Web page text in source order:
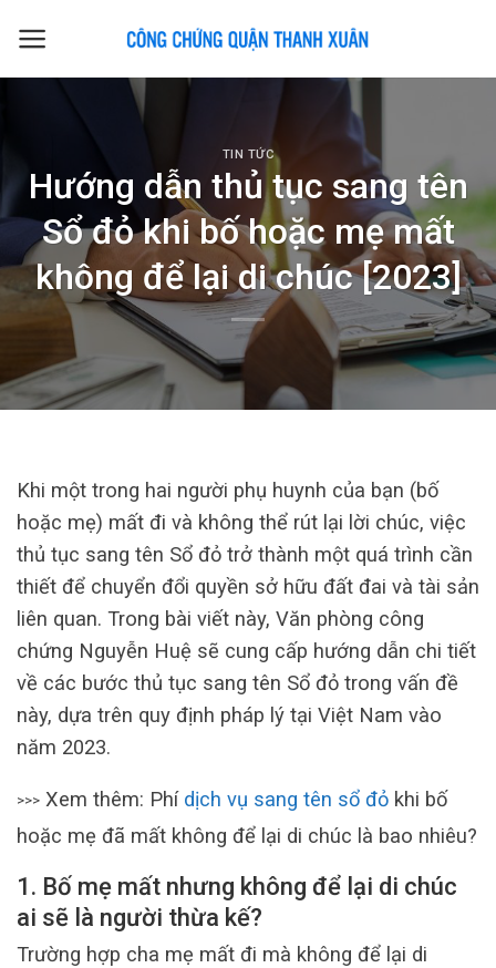
TIN TỨC
Hướng dẫn thủ tục sang tên
Sổ đỏ khi bố hoặc mẹ mất
không để lại di chúc [2023]
Khi một trong hai người phụ huynh của bạn (bố
hoặc mẹ) mất đi và không thể rút lại lời chúc, việc
thủ tục sang tên Sổ đỏ trở thành một quá trình cần
thiết để chuyển đổi quyền sở hữu đất đai và tài sản
liên quan. Trong bài viết này, Văn phòng công
chứng Nguyễn Huệ sẽ cung cấp hướng dẫn chi tiết
về các bước thủ tục sang tên Sổ đỏ trong vấn đề
này, dựa trên quy định pháp lý tại Việt Nam vào
năm 2023.
>>> Xem thêm: Phí dịch vụ sang tên sổ đỏ khi bố
hoặc mẹ đã mất không để lại di chúc là bao nhiêu?
1. Bố mẹ mất nhưng không để lại di chúc
ai sẽ là người thừa kế?
Trường hợp cha mẹ mất đi mà không để lại di